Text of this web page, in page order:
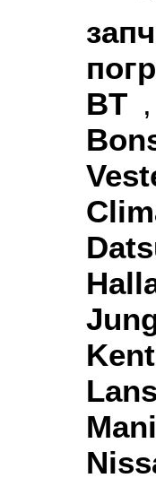
BT